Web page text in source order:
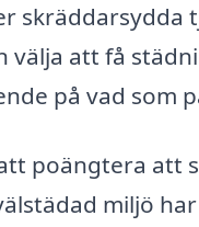
skräddarsydda
välja att få
på vad som
poängtera att
miljö